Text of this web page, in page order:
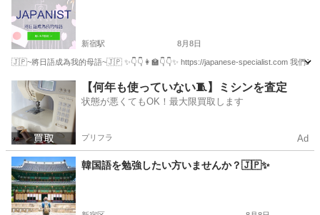
新宿駅 8月8日
🇯🇵~將日語成為我的母語~🇯🇵 ✨👇👇👩‍🏫👇👇✨ https://japanese-specialist.com 我們
東京 新宿区 新宿駅 日本語 母語
【何年も使っていない🧵】ミシンを査定
状態が悪くてもOK！最大限買取します
プリフラ Ad
韓国語を勉強したい方いませんか？🇯🇵✨